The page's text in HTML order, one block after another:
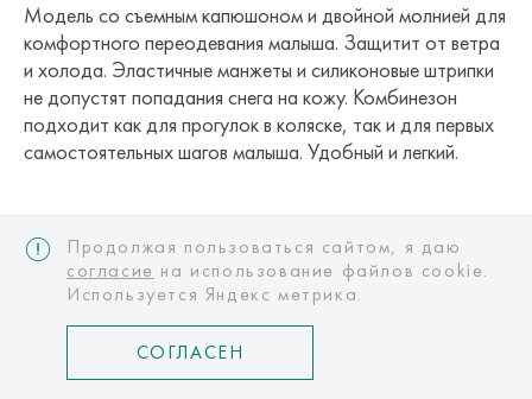
Модель со съемным капюшоном и двойной молнией для
комфортного переодевания малыша. Защитит от ветра
и холода. Эластичные манжеты и силиконовые штрипки
не допустят попадания снега на кожу. Комбинезон
подходит как для прогулок в коляске, так и для первых
самостоятельных шагов малыша. Удобный и легкий.
МАТЕРИАЛЫ
полученного с использованием переработанного
Продолжая пользоваться сайтом, я даю
согласие на использование файлов cookie.
Используется Яндекс метрика.
СОГЛАСЕН